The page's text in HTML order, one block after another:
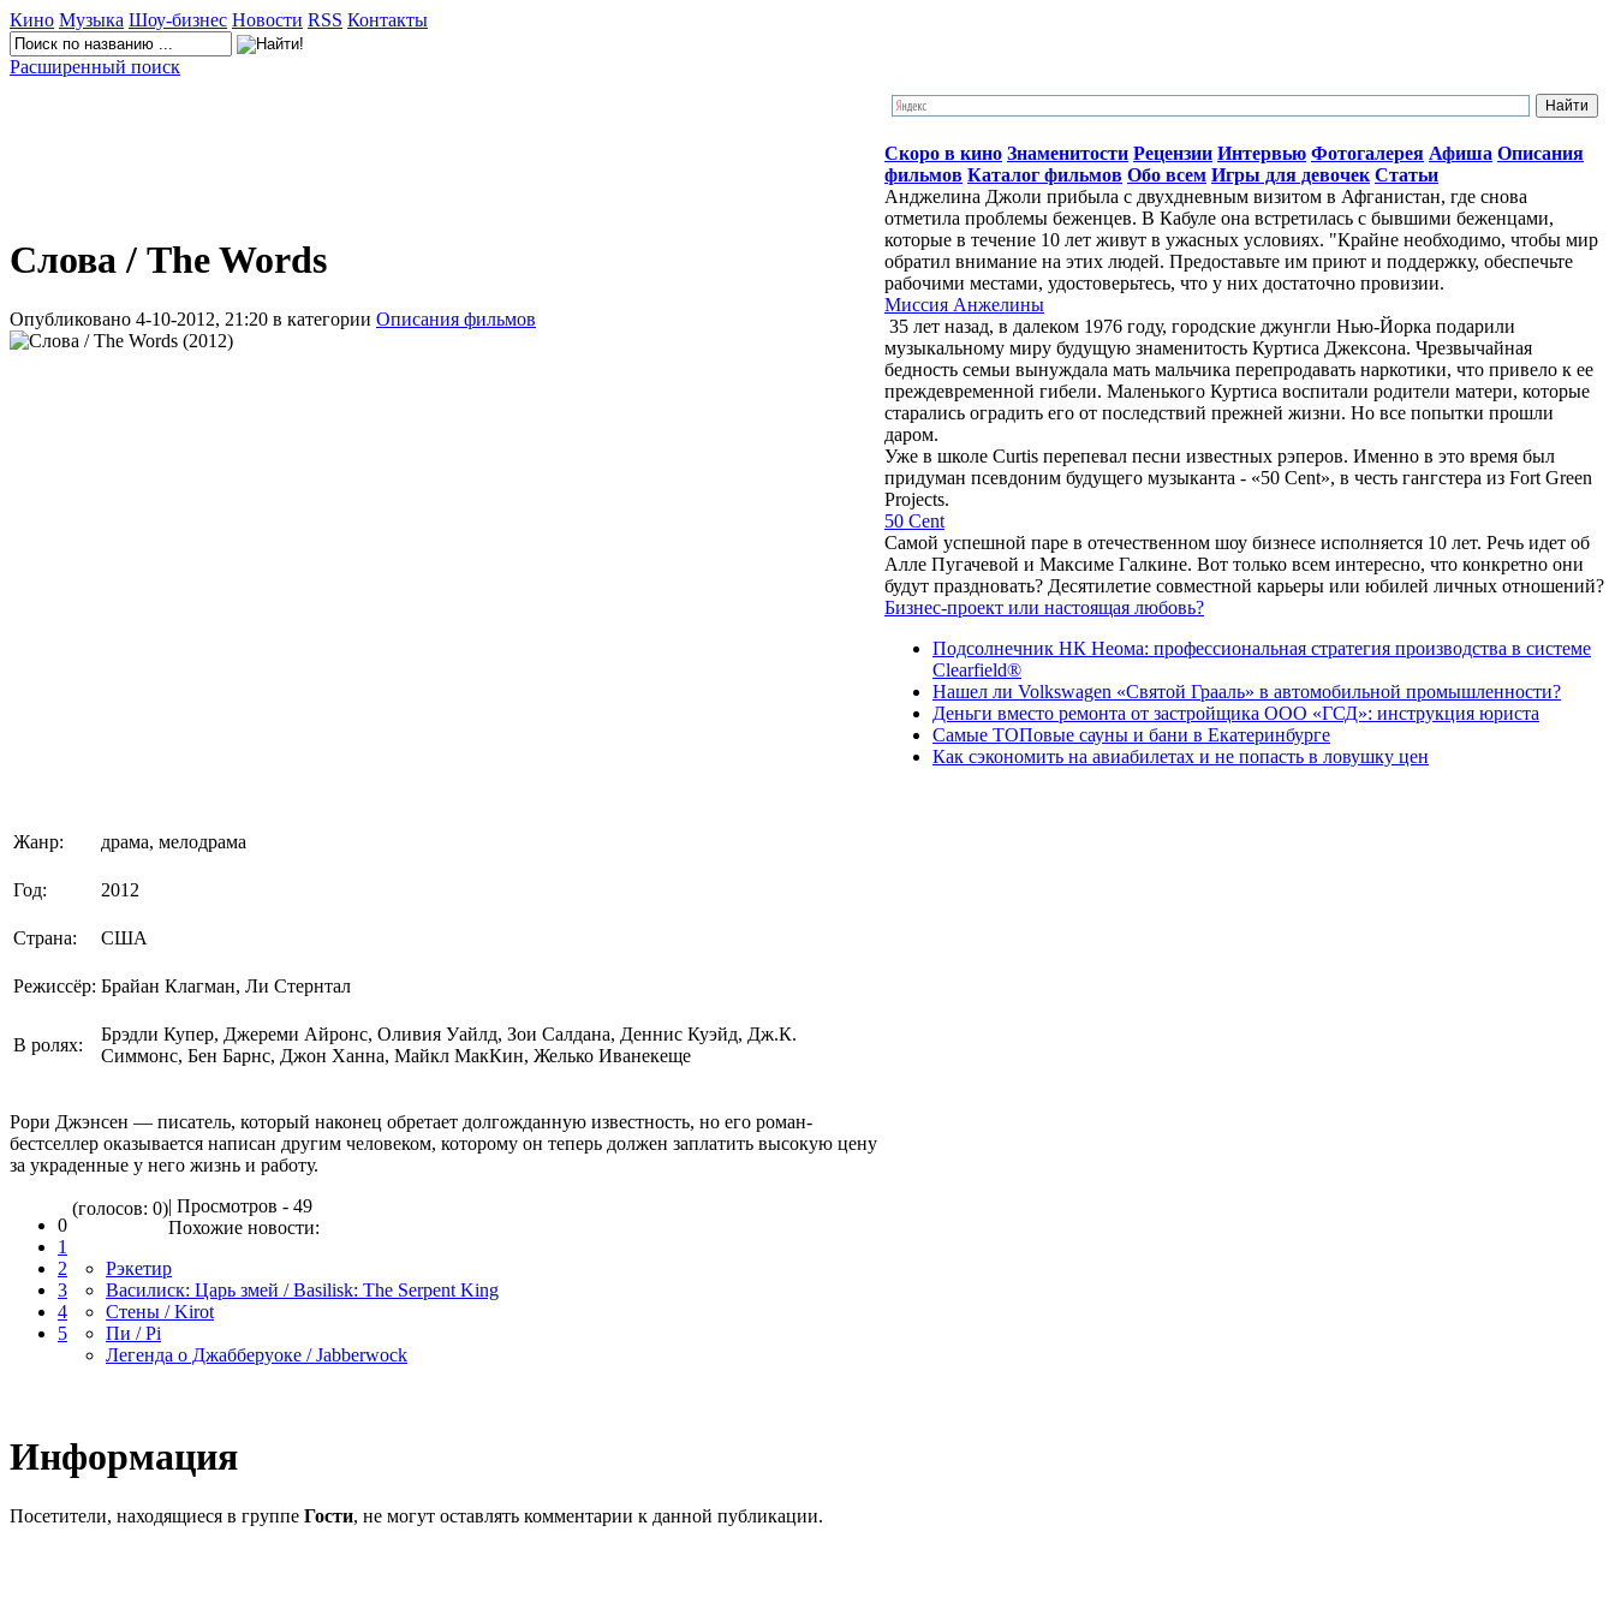
Кино Музыка Шоу-бизнес Новости RSS Контакты
Расширенный поиск
Слова / The Words
Опубликовано 4-10-2012, 21:20 в категории Описания фильмов
Жанр: драма, мелодрама
Год: 2012
Страна: США
Режиссёр: Брайан Клагман, Ли Стернтал
В ролях:
Брэдли Купер, Джереми Айронс, Оливия Уайлд, Зои Салдана, Деннис Куэйд, Дж.К.
Симмонс, Бен Барнс, Джон Ханна, Майкл МакКин, Желько Иванекеще
Рори Джэнсен — писатель, который наконец обретает долгожданную известность, но его роман-
бестселлер оказывается написан другим человеком, которому он теперь должен заплатить высокую цену
за украденные у него жизнь и работу.
0
1
2
3
4
5
(голосов: 0)| Просмотров - 49
Похожие новости:
Рэкетир
Василиск: Царь змей / Basilisk: The Serpent King
Стены / Kirot
Пи / Pi
Легенда о Джабберуоке / Jabberwock
Информация
Посетители, находящиеся в группе Гости, не могут оставлять комментарии к данной публикации.
Скоро в кино Знаменитости Рецензии Интервью Фотогалерея Афиша Описания
фильмов Каталог фильмов Обо всем Игры для девочек Статьи
Анджелина Джоли прибыла с двухдневным визитом в Афганистан, где снова
отметила проблемы беженцев. В Кабуле она встретилась с бывшими беженцами,
которые в течение 10 лет живут в ужасных условиях. "Крайне необходимо, чтобы мир
обратил внимание на этих людей. Предоставьте им приют и поддержку, обеспечьте
рабочими местами, удостоверьтесь, что у них достаточно провизии.
Миссия Анжелины
35 лет назад, в далеком 1976 году, городские джунгли Нью-Йорка подарили
музыкальному миру будущую знаменитость Куртиса Джексона. Чрезвычайная
бедность семьи вынуждала мать мальчика перепродавать наркотики, что привело к ее
преждевременной гибели. Маленького Куртиса воспитали родители матери, которые
старались оградить его от последствий прежней жизни. Но все попытки прошли
даром.
Уже в школе Curtis перепевал песни известных рэперов. Именно в это время был
придуман псевдоним будущего музыканта - «50 Cent», в честь гангстера из Fort Green
Projects.
50 Cent
Самой успешной паре в отечественном шоу бизнесе исполняется 10 лет. Речь идет об
Алле Пугачевой и Максиме Галкине. Вот только всем интересно, что конкретно они
будут праздновать? Десятилетие совместной карьеры или юбилей личных отношений?
Бизнес-проект или настоящая любовь?
Подсолнечник НК Неома: профессиональная стратегия производства в системе
Clearfield®
Нашел ли Volkswagen «Святой Грааль» в автомобильной промышленности?
Деньги вместо ремонта от застройщика ООО «ГСД»: инструкция юриста
Самые ТОПовые сауны и бани в Екатеринбурге
Как сэкономить на авиабилетах и не попасть в ловушку цен